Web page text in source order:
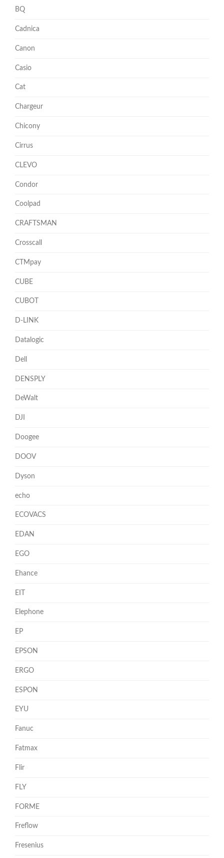
BQ
Cadnica
Canon
Casio
Cat
Chargeur
Chicony
Cirrus
CLEVO
Condor
Coolpad
CRAFTSMAN
Crosscall
CTMpay
CUBE
CUBOT
D-LINK
Datalogic
Dell
DENSPLY
DeWalt
DJI
Doogee
DOOV
Dyson
echo
ECOVACS
EDAN
EGO
Ehance
EIT
Elephone
EP
EPSON
ERGO
ESPON
EYU
Fanuc
Fatmax
Flir
FLY
FORME
Freflow
Fresenius